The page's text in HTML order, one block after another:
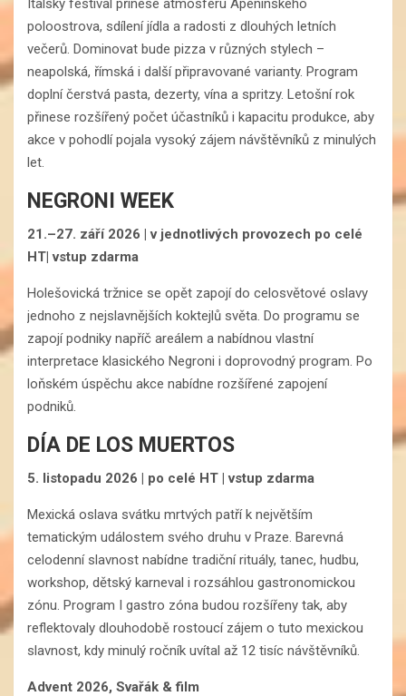
Italský festival přinese atmosféru Apeninského
poloostrova, sdílení jídla a radosti z dlouhých letních
večerů. Dominovat bude pizza v různých stylech –
neapolská, římská i další připravované varianty. Program
doplní čerstvá pasta, dezerty, vína a spritzy. Letošní rok
přinese rozšířený počet účastníků i kapacitu produkce, aby
akce v pohodlí pojala vysoký zájem návštěvníků z minulých
let.
NEGRONI WEEK
21.–27. září 2026 | v jednotlivých provozech po celé
HT| vstup zdarma
Holešovická tržnice se opět zapojí do celosvětové oslavy
jednoho z nejslavnějších koktejlů světa. Do programu se
zapojí podniky napříč areálem a nabídnou vlastní
interpretace klasického Negroni i doprovodný program. Po
loňském úspěchu akce nabídne rozšířené zapojení
podniků.
DÍA DE LOS MUERTOS
5. listopadu 2026 | po celé HT | vstup zdarma
Mexická oslava svátku mrtvých patří k největším
tematickým událostem svého druhu v Praze. Barevná
celodenní slavnost nabídne tradiční rituály, tanec, hudbu,
workshop, dětský karneval i rozsáhlou gastronomickou
zónu. Program I gastro zóna budou rozšířeny tak, aby
reflektovaly dlouhodobě rostoucí zájem o tuto mexickou
slavnost, kdy minulý ročník uvítal až 12 tisíc návštěvníků.
Advent 2026, Svařák & film